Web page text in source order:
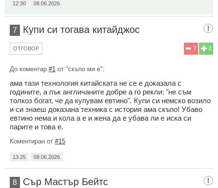
12:30 08.06.2026
7 Купи си тогава китайджос
2
7
ОТГОВОР
До коментар #1 от "скъпо ми е":
ама тази технология китайската не се е доказала с
годините, а пък англичаните добре а го рекли: "не съм
толкоз богат, че да купувам евтино". Купи си немско возило
и си знаеш доказана техника с история ама скъпо! Убаво
евтино нема и кола а е и жена да е убава ли е иска си
парите и това е.
Коментиран от #15
13:25 08.06.2026
8 Сър Мастър Бейтс